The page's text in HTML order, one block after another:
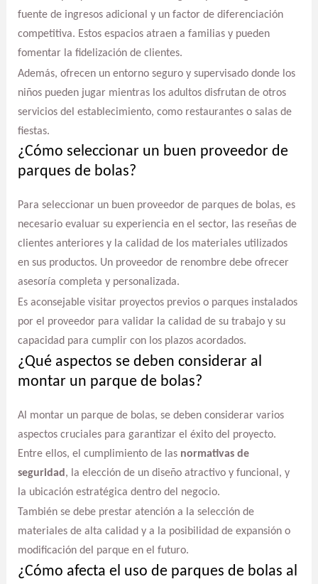
fuente de ingresos adicional y un factor de diferenciación
competitiva. Estos espacios atraen a familias y pueden
fomentar la fidelización de clientes.
Además, ofrecen un entorno seguro y supervisado donde los
niños pueden jugar mientras los adultos disfrutan de otros
servicios del establecimiento, como restaurantes o salas de
fiestas.
¿Cómo seleccionar un buen proveedor de
parques de bolas?
Para seleccionar un buen proveedor de parques de bolas, es
necesario evaluar su experiencia en el sector, las reseñas de
clientes anteriores y la calidad de los materiales utilizados
en sus productos. Un proveedor de renombre debe ofrecer
asesoría completa y personalizada.
Es aconsejable visitar proyectos previos o parques instalados
por el proveedor para validar la calidad de su trabajo y su
capacidad para cumplir con los plazos acordados.
¿Qué aspectos se deben considerar al
montar un parque de bolas?
Al montar un parque de bolas, se deben considerar varios
aspectos cruciales para garantizar el éxito del proyecto.
Entre ellos, el cumplimiento de las normativas de
seguridad , la elección de un diseño atractivo y funcional, y
la ubicación estratégica dentro del negocio.
También se debe prestar atención a la selección de
materiales de alta calidad y a la posibilidad de expansión o
modificación del parque en el futuro.
¿Cómo afecta el uso de parques de bolas al